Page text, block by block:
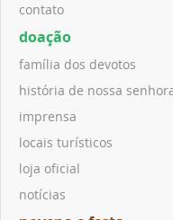
contato
doação
família dos devotos
história de nossa
imprensa
locais turísticos
loja oficial
notícias